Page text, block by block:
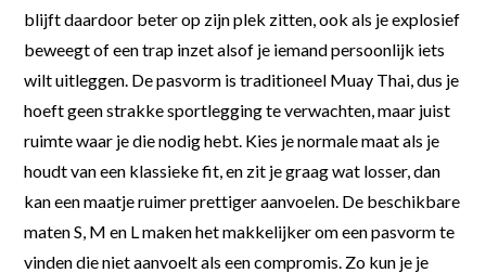
blijft daardoor beter op zijn plek zitten, ook als je explosief
beweegt of een trap inzet alsof je iemand persoonlijk iets
wilt uitleggen. De pasvorm is traditioneel Muay Thai, dus je
hoeft geen strakke sportlegging te verwachten, maar juist
ruimte waar je die nodig hebt. Kies je normale maat als je
houdt van een klassieke fit, en zit je graag wat losser, dan
kan een maatje ruimer prettiger aanvoelen. De beschikbare
maten S, M en L maken het makkelijker om een pasvorm te
vinden die niet aanvoelt als een compromis. Zo kun je je